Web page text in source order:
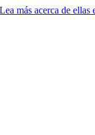
más acerca de